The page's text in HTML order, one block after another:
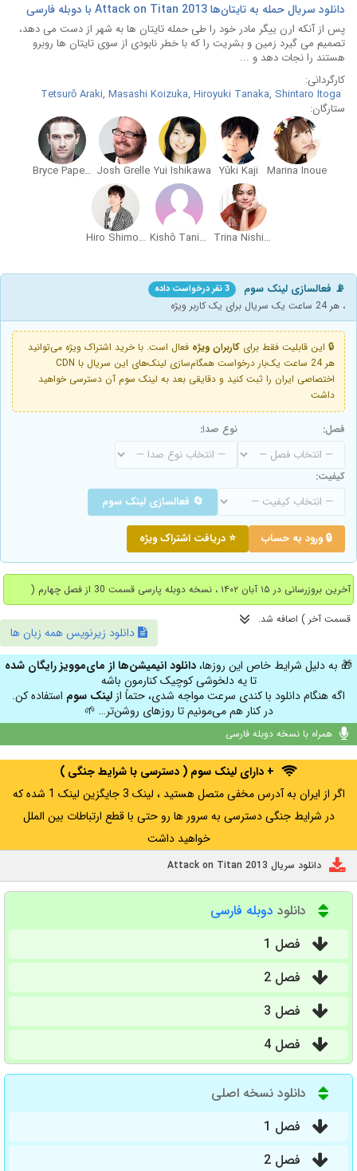
دانلود سریال حمله به تایتان‌ها Attack on Titan 2013 با دوبله فارسی
پس از آنکه ارن ییگر مادر خود را طی حمله تایتان ها به شهر از دست می دهد،
تصمیم می گیرد زمین و بشریت را که با خطر نابودی از سوی تایتان ها روبرو
هستند را نجات دهد و ...
کارگردانی:
Tetsurô Araki, Masashi Koizuka, Hiroyuki Tanaka, Shintaro Itoga
ستارگان:
Marina Inoue
Yûki Kaji
Yui Ishikawa
Josh Grelle
Bryce Papenbrook
Trina Nishimura
Kishô Taniyama
Hiro Shimono
📡 فعالسازی لینک سوم 3 نفر درخواست داده
، هر 24 ساعت یک سریال برای یک کاربر ویژه
🔒 این قابلیت فقط برای کاربران ویژه فعال است. با خرید اشتراک ویژه می‌توانید
هر 24 ساعت یک‌بار درخواست همگام‌سازی لینک‌های این سریال با CDN
اختصاصی ایران را ثبت کنید و دقایقی بعد به لینک سوم آن دسترسی خواهید
داشت
فصل: نوع صدا:
کیفیت:
🔄 فعالسازی لینک سوم
🔒 ورود به حساب ⭐ دریافت اشتراک ویژه
آخرین بروزرسانی در ۱۵ آبان ۱۴۰۲ ، نسخه دوبله پارسی قسمت 30 از فصل چهارم (
قسمت آخر ) اصافه شد.
دانلود زیرنویس همه زبان ها
🎁 به دلیل شرایط خاص این روزها،دانلود انیمیشن‌ها از مای‌موویز رایگان شده
تا یه دلخوشی کوچیک کنارمون باشه
اگه هنگام دانلود با کندی سرعت مواجه شدی، حتماً از لینک سوم استفاده کن.
در کنار هم می‌مونیم تا روزهای روشن‌تر… 🌱
همراه با نسخه دوبله فارسی
+ دارای لینک سوم ( دسترسی با شرایط جنگی )
اگر از ایران به آدرس مخفی متصل هستید ، لینک 3 جایگزین لینک 1 شده که
در شرایط جنگی دسترسی به سرور ها رو حتی با قطع ارتباطات بین الملل
خواهید داشت
دانلود سریال Attack on Titan 2013
دانلود دوبله فارسی
فصل 1
فصل 2
فصل 3
فصل 4
دانلود نسخه اصلی
فصل 1
فصل 2